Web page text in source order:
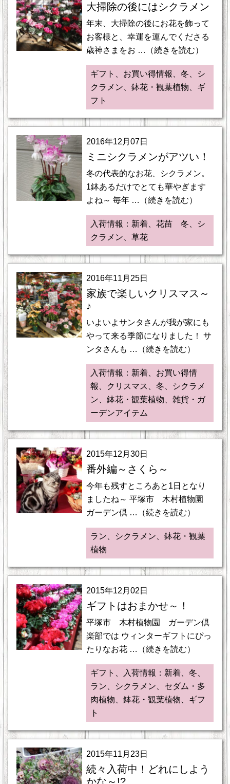
大掃除の後にはシクラメン
年末、大掃除の後にお花を飾って
お客様と、幸運を運んでくださる
歳神さまをお …（続きを読む）
ギフト、お買い得情報、冬、シ
クラメン、鉢花・観葉植物、ギ
フト
2016年12月07日
ミニシクラメンがアツい！
冬の代表的なお花、シクラメン。
1鉢あるだけでとても華やぎます
よね～ 毎年 …（続きを読む）
入荷情報：新着、花苗 冬、シ
クラメン、草花
2016年11月25日
家族で楽しいクリスマス～
♪
いよいよサンタさんが我が家にも
やって来る季節になりました！ サ
ンタさんも …（続きを読む）
入荷情報：新着、お買い得情
報、クリスマス、冬、シクラメ
ン、鉢花・観葉植物、雑貨・ガ
ーデンアイテム
2015年12月30日
番外編～さくら～
今年も残すところあと1日となり
ましたね～ 平塚市 木村植物園
ガーデン倶 …（続きを読む）
ラン、シクラメン、鉢花・観葉
植物
2015年12月02日
ギフトはおまかせ～！
平塚市 木村植物園 ガーデン倶
楽部では ウィンターギフトにぴっ
たりなお花 …（続きを読む）
ギフト、入荷情報：新着、冬、
ラン、シクラメン、セダム・多
肉植物、鉢花・観葉植物、ギフ
ト
2015年11月23日
続々入荷中！どれにしよう
かな～!?